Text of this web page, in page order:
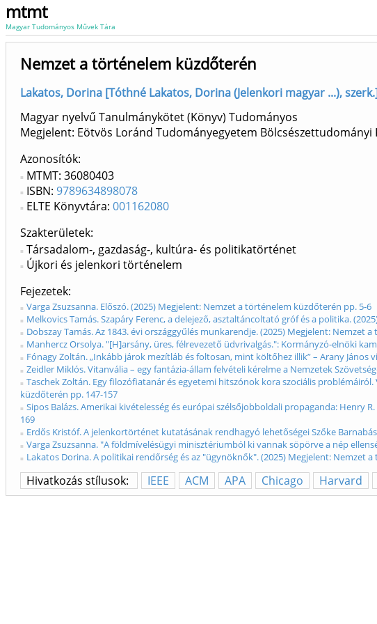
mtmt
Magyar Tudományos Művek Tára
Nemzet a történelem küzdőterén
Lakatos, Dorina [Tóthné Lakatos, Dorina (Jelenkori magyar ...),
Magyar nyelvű Tanulmánykötet (Könyv) Tudományos
Megjelent: Eötvös Loránd Tudományegyetem
Azonosítók
MTMT: 36080403
ISBN: 9789634898078
ELTE Könyvtára: 001162080
Szakterületek:
Társadalom-, gazdaság-, kultúra- és politikatörténet
Újkori és jelenkori történelem
Fejezetek
Varga Zsuzsanna. Előszó. (2025) Megjelent: Nemzet a történelem küzdőterén pp. 5-6
Melkovics Tamás. Szapáry Ferenc, a delejező, asztaltáncoltató gróf és a politika.
Dobszay Tamás. Az 1843. évi országgyűlés munkarendje. (2025) Megjelent: Nemzet
Manhercz Orsolya. "[H]arsány, üres, félrevezető üdvrivalgás.": Kormányzó-elnöki
Fónagy Zoltán. „Inkább járok mezítláb és foltosan, mint költőhez illik” – Arany
Zeidler Miklós. Vitanvália – egy fantázia-állam felvételi kérelme a Nemzetek
Taschek Zoltán. Egy filozófiatanár és egyetemi hitszónok kora szociális
küzdőterén pp. 147-157
Sipos Balázs. Amerikai kivételesség és európai szélsőjobboldali propaganda: Henry
169
Erdős Kristóf. A jelenkortörténet kutatásának rendhagyó lehetőségei Szőke
Varga Zsuzsanna. "A földmívelésügyi minisztériumból ki vannak söpörve a nép
Lakatos Dorina. A politikai rendőrség és az "ügynöknők". (2025) Megjelent: Nemzet
Hivatkozás stílusok: IEEE ACM APA Chicago Harvard